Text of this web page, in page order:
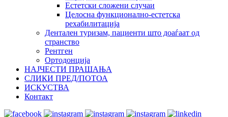
Естетски сложени случаи
Целосна функционално-естетска
рехабилитација
Дентален туризам, пациенти што доаѓаат од
странство
Рентген
Ортодонција
НАЈЧЕСТИ ПРАШАЊА
СЛИКИ ПРЕД/ПОТОА
ИСКУСТВА
Контакт